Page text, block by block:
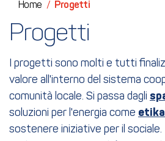
Home / Progetti
Progetti
I progetti sono molti e tutti
valore all'interno del sistema
comunità locale. Si passa dagli
soluzioni per l'energia come etika
sostenere iniziative per il